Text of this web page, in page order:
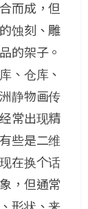
而成，但
蚀刻、雕
的架子。
、仓库、
静物画传
常出现精
些是二维
在换个话
，但通常